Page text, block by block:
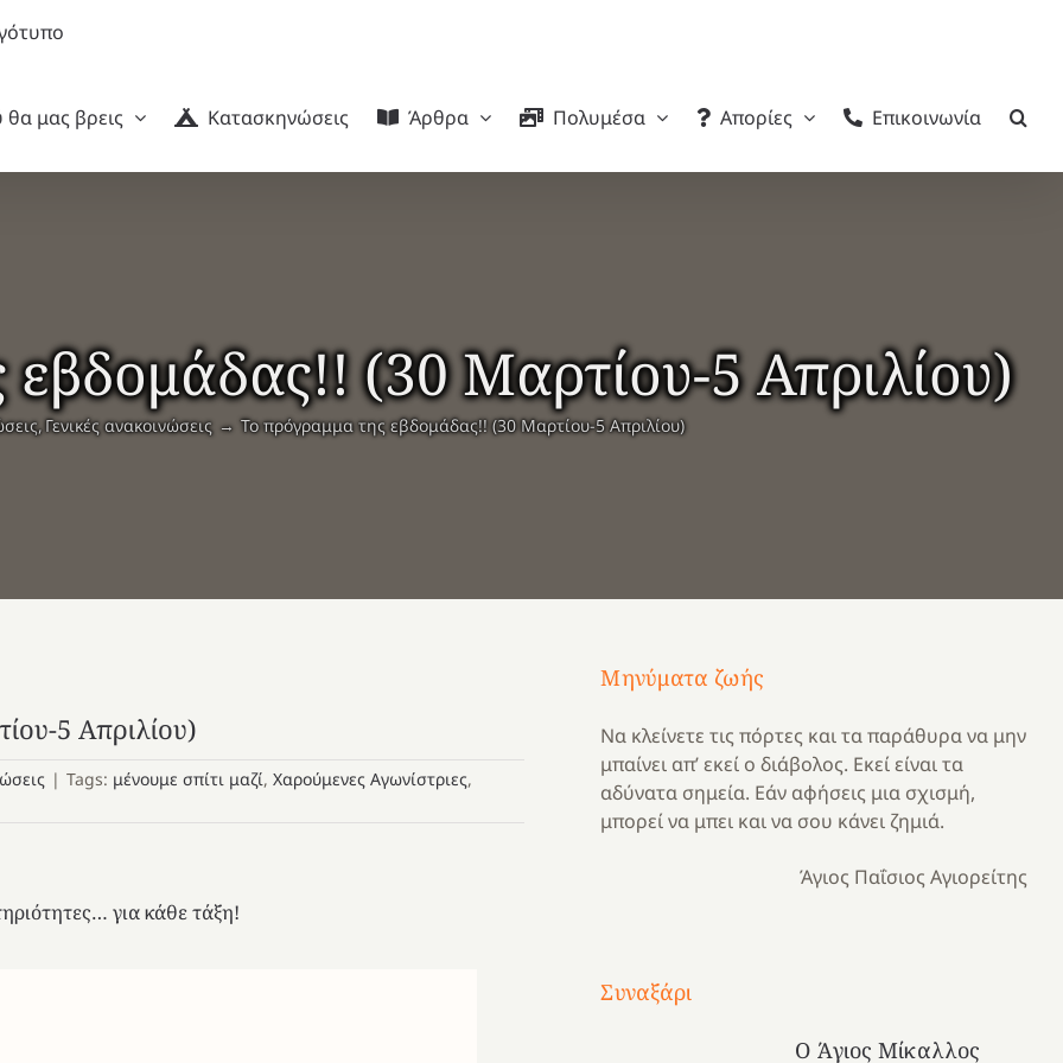
μας βρεις
Κατασκηνώσεις Άρθρα Πολυμέσα Απορίες Επικοινωνία
(30 Μαρτίου-5 Απριλίου)
Γενικές ανακοινώσεις Το πρόγραμμα της εβδομάδας!! (30 Μαρτίου-5 Απριλίου)
5 Απριλίου)
| Tags: μένουμε σπίτι μαζί, Χαρούμενες Αγωνίστριες,
για κάθε τάξη!
Μηνύματα ζωής
Να κλείνετε τις πόρτες και τα παράθυρα να μην
μπαίνει απ’ εκεί ο διάβολος. Εκεί είναι τα
αδύνατα σημεία. Εάν αφήσεις μια σχισμή,
μπορεί να μπει και να σου κάνει ζημιά.
Άγιος Παΐσιος Αγιορείτης
Συναξάρι
Ο Άγιος Μίκαλλος
Μια
και
Κατασκηνωτικές